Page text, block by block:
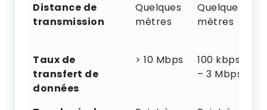
Distance de
transmission
Quelques
mètres
Quelques
mètres
Taux de
transfert de
données
> 10 Mbps
100 kbps
– 3 Mbps